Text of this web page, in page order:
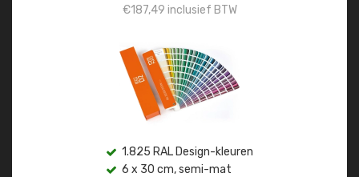
€187,49 inclusief BTW
1.825 RAL Design-kleuren
6 x 30 cm, semi-mat